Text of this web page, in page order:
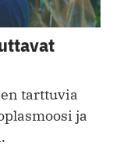
tarttuvia
ja